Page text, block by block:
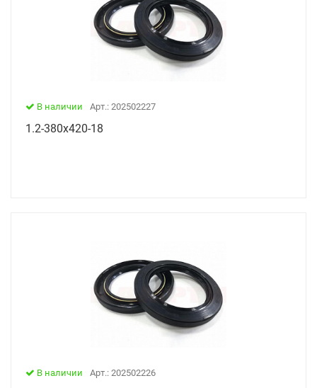
В наличии Арт.: 202502227
1.2-380х420-18
В наличии Арт.: 202502226